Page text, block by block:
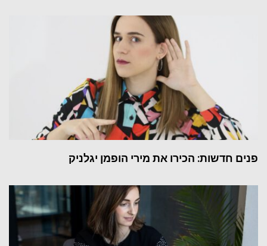
פנים חדשות: הכירו את מירי הופמן יגלניק